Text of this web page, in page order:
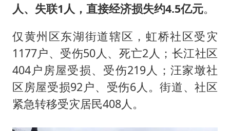
人、失联1人，直接经济损失约4.5亿元。
仅黄州区东湖街道辖区，虹桥社区受灾
1177户、受伤50人、死亡2人；长江社区
404户房屋受损、受伤219人；汪家墩社
区房屋受损92户、受伤6人。街道、社区
紧急转移受灾居民408人。